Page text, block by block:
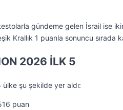
gündeme gelen İsrail ise
Krallık 1 puanla sonuncu sırada
2026 İLK 5
ülke şu şekilde yer aldı:
puan